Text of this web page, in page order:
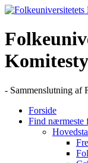
Skip
content
- Sammenslutning af
Forside
Find nærmeste